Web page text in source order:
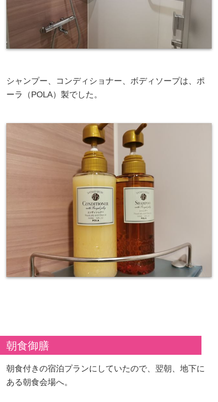
シャンプー、コンディショナー、ボディソープは、ポ
ーラ（POLA）製でした。
朝食御膳
朝食付きの宿泊プランにしていたので、翌朝、地下に
ある朝食会場へ。